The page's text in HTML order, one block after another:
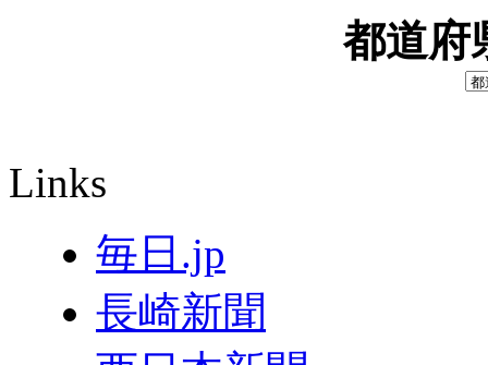
都道府
Links
毎日.jp
長崎新聞